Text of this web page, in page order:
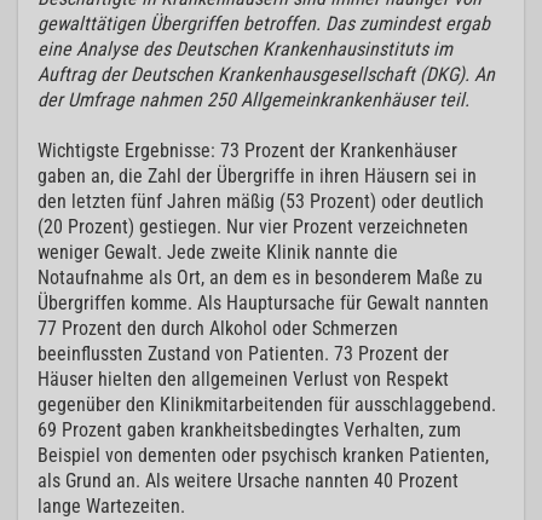
gewalttätigen Übergriffen betroffen. Das zumindest ergab
eine Analyse des Deutschen Krankenhausinstituts im
Auftrag der Deutschen Krankenhausgesellschaft (DKG). An
der Umfrage nahmen 250 Allgemeinkrankenhäuser teil.
Wichtigste Ergebnisse: 73 Prozent der Krankenhäuser
gaben an, die Zahl der Übergriffe in ihren Häusern sei in
den letzten fünf Jahren mäßig (53 Prozent) oder deutlich
(20 Prozent) gestiegen. Nur vier Prozent verzeichneten
weniger Gewalt. Jede zweite Klinik nannte die
Notaufnahme als Ort, an dem es in besonderem Maße zu
Übergriffen komme. Als Hauptursache für Gewalt nannten
77 Prozent den durch Alkohol oder Schmerzen
beeinflussten Zustand von Patienten. 73 Prozent der
Häuser hielten den allgemeinen Verlust von Respekt
gegenüber den Klinikmitarbeitenden für ausschlaggebend.
69 Prozent gaben krankheitsbedingtes Verhalten, zum
Beispiel von dementen oder psychisch kranken Patienten,
als Grund an. Als weitere Ursache nannten 40 Prozent
lange Wartezeiten.